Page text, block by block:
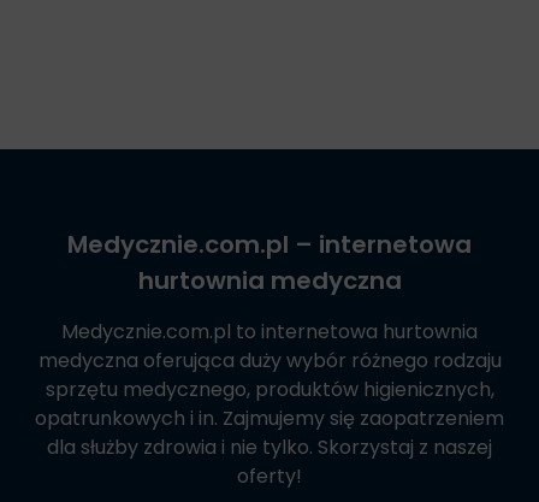
Medycznie.com.pl – internetowa
hurtownia medyczna
Medycznie.com.pl to internetowa hurtownia
medyczna oferująca duży wybór różnego rodzaju
sprzętu medycznego, produktów higienicznych,
opatrunkowych i in. Zajmujemy się zaopatrzeniem
dla służby zdrowia i nie tylko. Skorzystaj z naszej
oferty!